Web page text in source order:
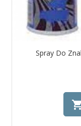
Spray Do